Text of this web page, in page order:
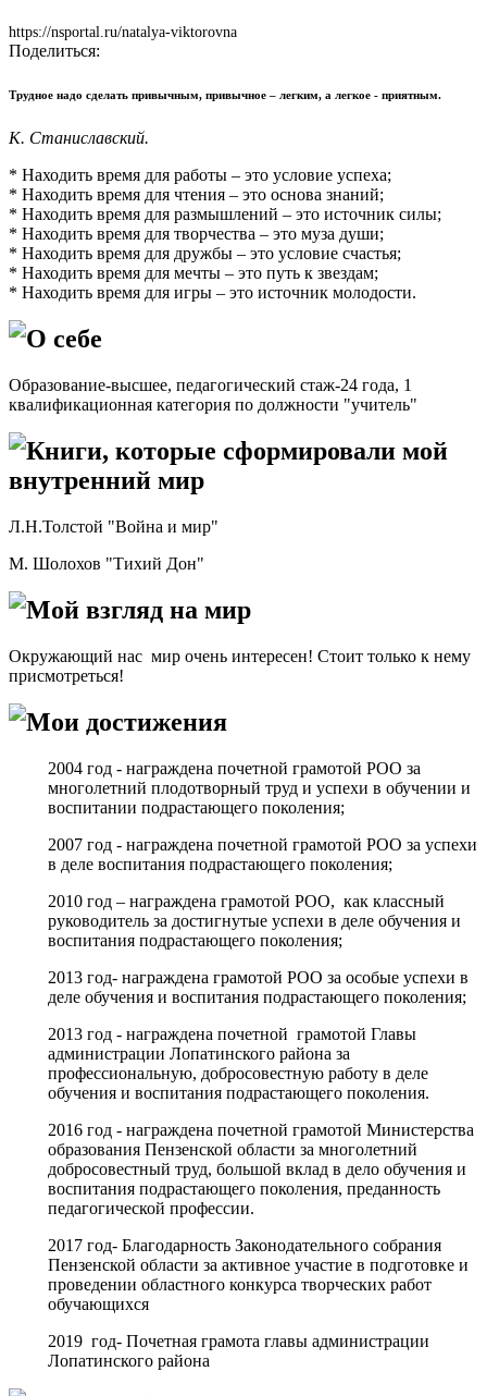
https://nsportal.ru/natalya-viktorovna
Поделиться:
Трудное надо сделать привычным, привычное – легким, а легкое - приятным.
К. Станиславский.
* Находить время для работы – это условие успеха;
* Находить время для чтения – это основа знаний;
* Находить время для размышлений – это источник силы;
* Находить время для творчества – это муза души;
* Находить время для дружбы – это условие счастья;
* Находить время для мечты – это путь к звездам;
* Находить время для игры – это источник молодости.
О себе
Образование-высшее, педагогический стаж-24 года, 1
квалификационная категория по должности "учитель"
Книги, которые сформировали мой
внутренний мир
Л.Н.Толстой "Война и мир"
М. Шолохов "Тихий Дон"
Мой взгляд на мир
Окружающий нас мир очень интересен! Стоит только к нему
присмотреться!
Мои достижения
2004 год - награждена почетной грамотой РОО за
многолетний плодотворный труд и успехи в обучении и
воспитании подрастающего поколения;
2007 год - награждена почетной грамотой РОО за успехи
в деле воспитания подрастающего поколения;
2010 год – награждена грамотой РОО, как классный
руководитель за достигнутые успехи в деле обучения и
воспитания подрастающего поколения;
2013 год- награждена грамотой РОО за особые успехи в
деле обучения и воспитания подрастающего поколения;
2013 год - награждена почетной грамотой Главы
администрации Лопатинского района за
профессиональную, добросовестную работу в деле
обучения и воспитания подрастающего поколения.
2016 год - награждена почетной грамотой Министерства
образования Пензенской области за многолетний
добросовестный труд, большой вклад в дело обучения и
воспитания подрастающего поколения, преданность
педагогической профессии.
2017 год- Благодарность Законодательного собрания
Пензенской области за активное участие в подготовке и
проведении областного конкурса творческих работ
обучающихся
2019 год- Почетная грамота главы администрации
Лопатинского района